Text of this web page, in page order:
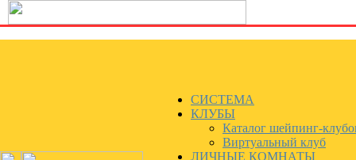
СИСТЕМА
КЛУБЫ
Каталог шейпинг-
Виртуальный клуб
ЛИЧНЫЕ КОМНАТЫ